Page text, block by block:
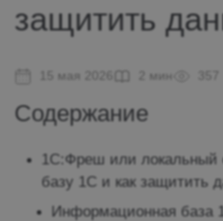
защитить
15 мая 2026 2 мин
Содержание
1С:Фреш или локальный
базу 1С и как защитить
Информационная база